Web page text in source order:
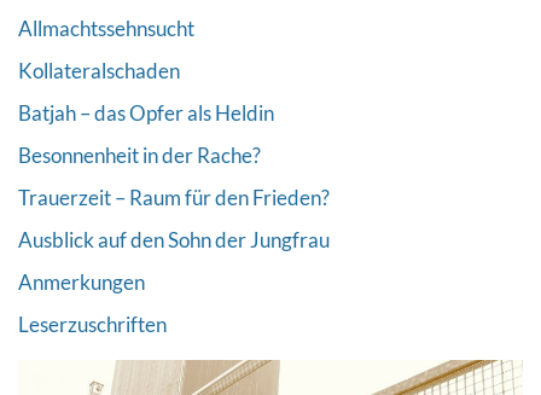
Allmachtssehnsucht
Kollateralschaden
Batjah – das Opfer als Heldin
Besonnenheit in der Rache?
Trauerzeit – Raum für den Frieden?
Ausblick auf den Sohn der Jungfrau
Anmerkungen
Leserzuschriften